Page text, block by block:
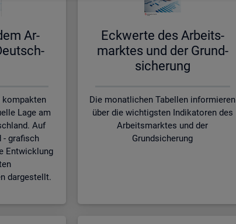
Ar­
kompakten
Lage am
Auf
- grafisch
Entwicklung
dargestellt.
Eck­wer­te des Ar­beits­
mark­tes und der Grund­
si­che­rung
Die monatlichen Tabellen informieren
über die wichtigsten Indikatoren des
Arbeitsmarktes und der
Grundsicherung